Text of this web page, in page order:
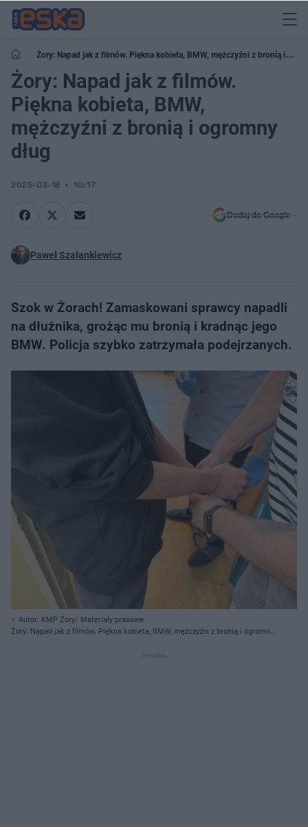
Żory: Napad jak z filmów. Piękna kobieta, BMW, mężczyźni z bronią i
ogromny dług
Żory: Napad jak z filmów.
Piękna kobieta, BMW,
mężczyźni z bronią i ogromny
dług
2025-03-18 10:17
Dodaj do Google
Paweł Szałankiewicz
Szok w Żorach! Zamaskowani sprawcy napadli
na dłużnika, grożąc mu bronią i kradnąc jego
BMW. Policja szybko zatrzymała podejrzanych.
Autor: KMP Żory/ Materiały prasowe
Żory: Napad jak z filmów. Piękna kobieta, BMW, mężczyźni z bronią i ogromny